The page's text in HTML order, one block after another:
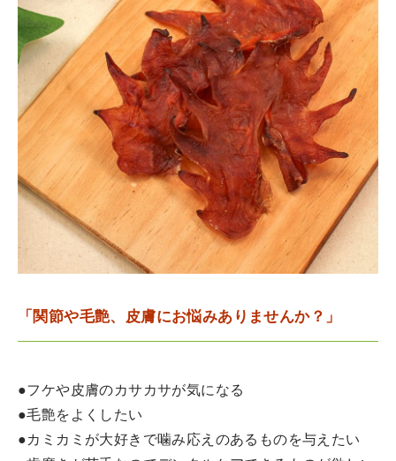
「関節や毛艶、皮膚にお悩みありませんか？」
●フケや皮膚のカサカサが気になる
●毛艶をよくしたい
●カミカミが大好きで噛み応えのあるものを与えたい